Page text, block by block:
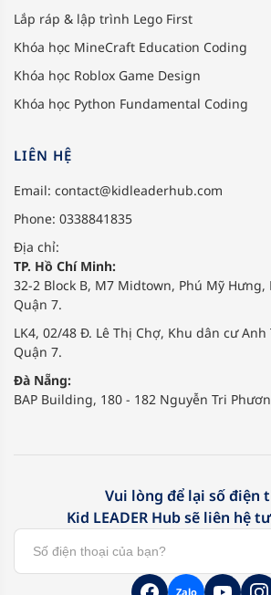
Lắp ráp & lập trình Lego First
Khóa học MineCraft Education Coding
Khóa học Roblox Game Design
Khóa học Python Fundamental Coding
LIÊN HỆ
Email: contact@kidleaderhub.com
Phone: 0338841835
Địa chỉ:
TP. Hồ Chí Minh:
32-2 Block B, M7 Midtown, Phú Mỹ Hưng,
Quận 7.
LK4, 02/48 Đ. Lê Thị Chợ, Khu dân cư
Quận 7.
Đà Nẵng:
BAP Building, 180 - 182 Nguyễn Tri
Vui lòng để lại số điện
Kid LEADER Hub sẽ liên hệ
Zalo